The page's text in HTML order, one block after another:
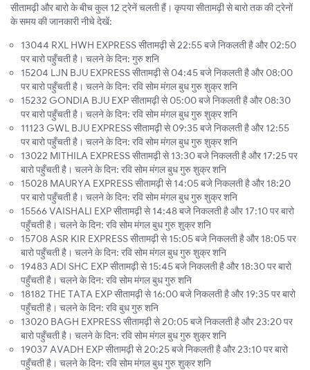
सीतामढ़ी और बारो के बीच कुल 12 ट्रेनें चलती हैं। कृपया सीतामढ़ी से बारो तक की ट्रेनों
के समय की जानकारी नीचे देखें:
13044 RXL HWH EXPRESS सीतामढ़ी से 22:55 बजे निकलती है और 02:50
पर बारो पहुँचती है। चलने के दिन: गुरु शनि
15204 LJN BJU EXPRESS सीतामढ़ी से 04:45 बजे निकलती है और 08:00
पर बारो पहुँचती है। चलने के दिन: रवि सोम मंगल बुध गुरु शुक्र शनि
15232 GONDIA BJU EXP सीतामढ़ी से 05:00 बजे निकलती है और 08:30
पर बारो पहुँचती है। चलने के दिन: रवि सोम मंगल बुध गुरु शुक्र शनि
11123 GWL BJU EXPRESS सीतामढ़ी से 09:35 बजे निकलती है और 12:55
पर बारो पहुँचती है। चलने के दिन: रवि सोम मंगल बुध गुरु शुक्र शनि
13022 MITHILA EXPRESS सीतामढ़ी से 13:30 बजे निकलती है और 17:25 पर
बारो पहुँचती है। चलने के दिन: रवि सोम मंगल बुध गुरु शुक्र शनि
15028 MAURYA EXPRESS सीतामढ़ी से 14:05 बजे निकलती है और 18:20
पर बारो पहुँचती है। चलने के दिन: रवि सोम मंगल बुध गुरु शुक्र शनि
15566 VAISHALI EXP सीतामढ़ी से 14:48 बजे निकलती है और 17:10 पर बारो
पहुँचती है। चलने के दिन: रवि सोम मंगल बुध गुरु शुक्र शनि
15708 ASR KIR EXPRESS सीतामढ़ी से 15:05 बजे निकलती है और 18:05 पर
बारो पहुँचती है। चलने के दिन: रवि सोम मंगल बुध गुरु शुक्र शनि
19483 ADI SHC EXP सीतामढ़ी से 15:45 बजे निकलती है और 18:30 पर बारो
पहुँचती है। चलने के दिन: रवि सोम मंगल बुध गुरु शनि
18182 THE TATA EXP सीतामढ़ी से 16:00 बजे निकलती है और 19:35 पर बारो
पहुँचती है। चलने के दिन: रवि बुध गुरु शनि
13020 BAGH EXPRESS सीतामढ़ी से 20:05 बजे निकलती है और 23:20 पर
बारो पहुँचती है। चलने के दिन: रवि सोम मंगल बुध गुरु शुक्र शनि
19037 AVADH EXP सीतामढ़ी से 20:25 बजे निकलती है और 23:10 पर बारो
पहुँचती है। चलने के दिन: रवि सोम मंगल बुध गुरु शुक्र शनि